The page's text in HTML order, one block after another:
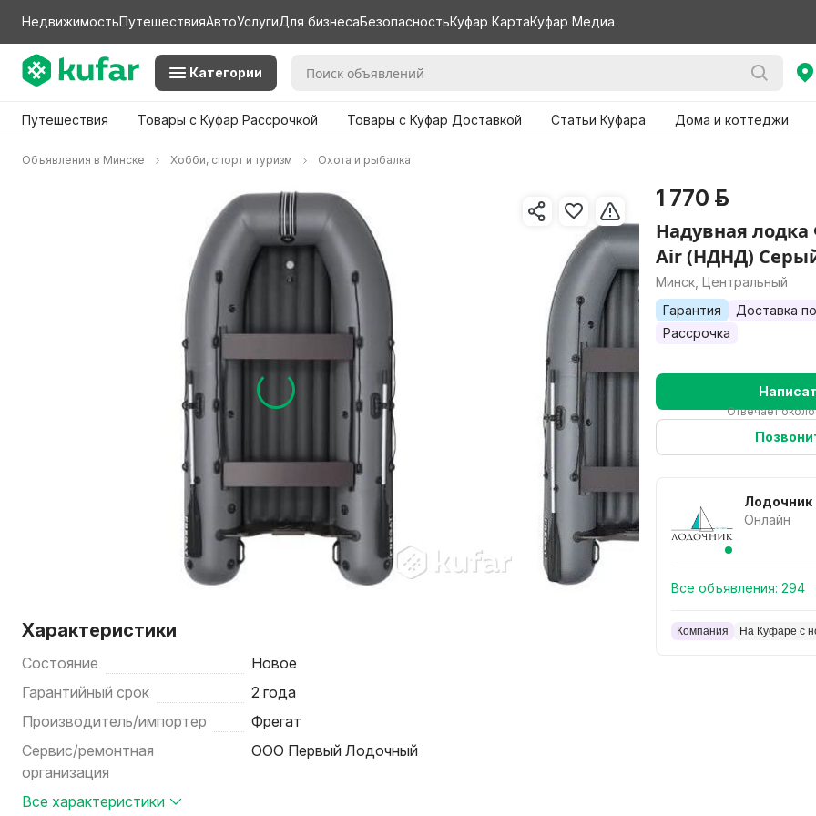
НедвижимостьПутешествияАвтоУслугиДля бизнесаБезопасностьКуфар КартаКуфар Медиа
Категории
Путешествия Товары с Куфар Рассрочкой Товары с Куфар Доставкой Статьи Куфара Дома и коттеджи
Объявления в Минске Хобби, спорт и туризм Охота и рыбалка
Характеристики
Состояние
Новое
Гарантийный срок
2 года
Производитель/импортер
Фрегат
Сервис/ремонтная
организация
ООО Первый Лодочный
Все характеристики
1 770 р.
Надувная лодка
Air (НДНД)
Минск, Центральный
Гарантия
Доставка
Рассрочка
Отвечает
Лодочник
Онлайн
Все объявления: 294
Компания На Куфаре с